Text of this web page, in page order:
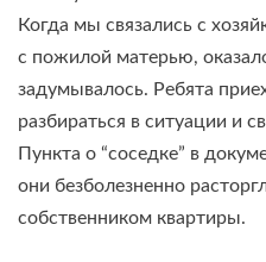
Когда мы связались с
с пожилой матерью,
задумывалось. Ребята
разбираться в ситуации и
Пункта о “соседке” в
они безболезненно
собственником квартиры.